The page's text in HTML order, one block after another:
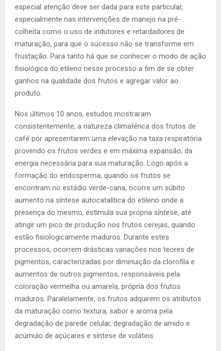
especial atenção deve ser dada para este particular,
especialmente nas intervenções de manejo na pré-
colheita como o uso de indutores e retardadores de
maturação, para que o sucesso não se transforme em
frustação. Para tanto há que se conhecer o modo de ação
fisiológica do etileno nesse processo a fim de se obter
ganhos na qualidade dos frutos e agregar valor ao
produto.
Nos últimos 10 anos, estudos mostraram
consistentemente, a natureza climatérica dos frutos de
café por apresentarem uma elevação na taxa respiratória
provendo os frutos verdes e em máxima expansão, da
energia necessária para sua maturação. Logo após a
formação do endosperma, quando os frutos se
encontram no estádio verde-cana, ocorre um súbito
aumento na síntese autocatalítica do etileno onde a
presença do mesmo, estimula sua própria síntese, até
atingir um pico de produção nos frutos cerejas, quando
estão fisiologicamente maduros. Durante estes
processos, ocorrem drásticas variações nos teores de
pigmentos, caracterizadas por diminuição da clorofila e
aumentos de outros pigmentos, responsáveis pela
coloração vermelha ou amarela, própria dos frutos
maduros. Paralelamente, os frutos adquirem os atributos
da maturação como textura, sabor e aroma pela
degradação de parede celular, degradação de amido e
acúmulo de açúcares e síntese de voláteis.